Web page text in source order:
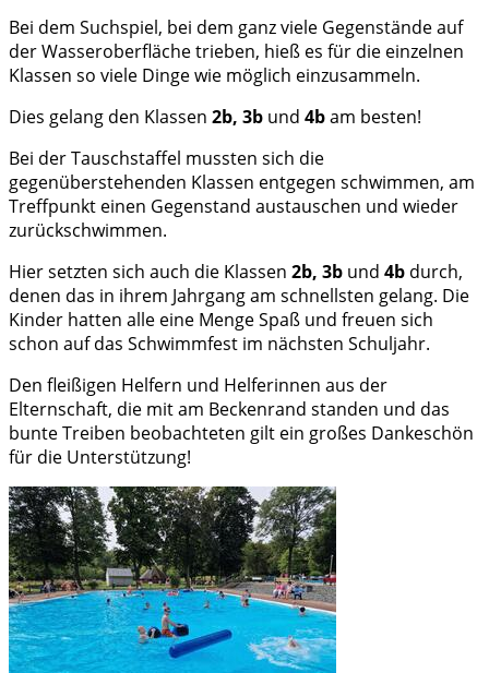
Bei dem Suchspiel, bei dem ganz viele Gegenstände auf
der Wasseroberfläche trieben, hieß es für die einzelnen
Klassen so viele Dinge wie möglich einzusammeln.
Dies gelang den Klassen 2b, 3b und 4bam besten!
Bei der Tauschstaffel mussten sich die
gegenüberstehenden Klassen entgegen schwimmen, am
Treffpunkt einen Gegenstand austauschen und wieder
zurückschwimmen.
Hier setzten sich auch die Klassen 2b, 3b und 4b durch,
denen das in ihrem Jahrgang am schnellsten gelang. Die
Kinder hatten alle eine Menge Spaß und freuen sich
schon auf das Schwimmfest im nächsten Schuljahr.
Den fleißigen Helfern und Helferinnen aus der
Elternschaft, die mit am Beckenrand standen und das
bunte Treiben beobachteten gilt ein großes Dankeschön
für die Unterstützung!